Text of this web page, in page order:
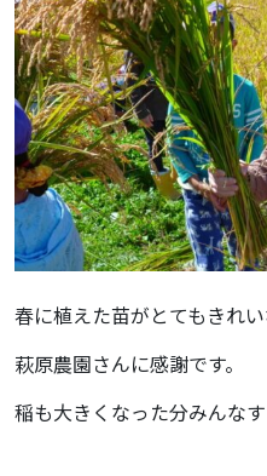
春に植えた苗がとてもきれ
萩原農園さんに感謝です。
稲も大きくなった分みんな